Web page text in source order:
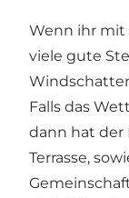
Wenn ihr mit
viele gute
Falls das
dann hat der
Terrasse,